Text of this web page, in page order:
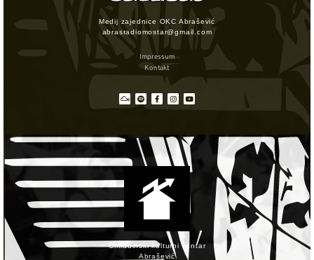
Medij zajednice OKC Abrašević
abrasradiomostar@gmail.com
Impressum
Kontakt
Omladinski kulturni centar
Abrašević